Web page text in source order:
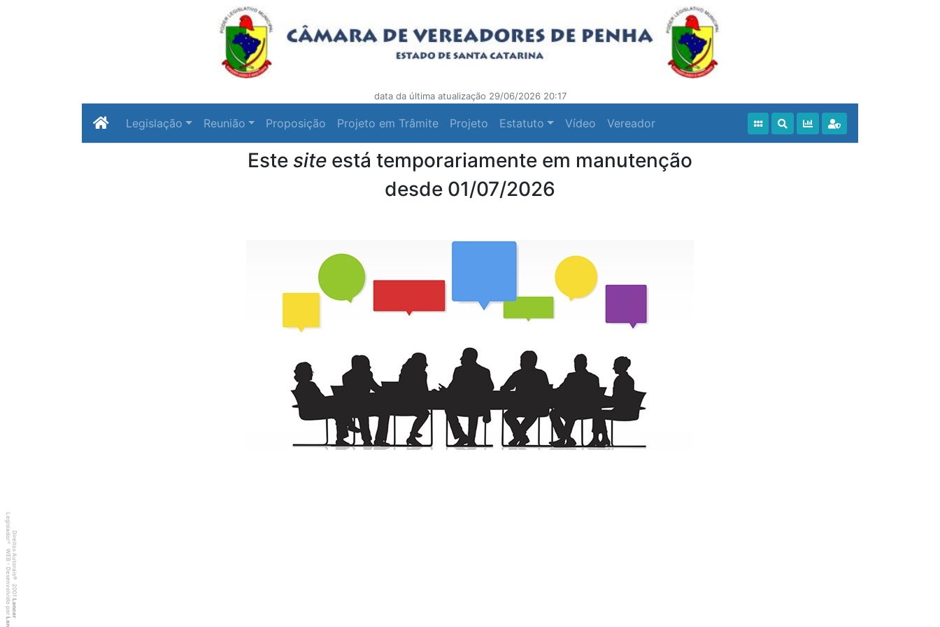
data da última atualização 29/06/2026 20:17
Legislação Reunião Proposição Projeto em Trâmite Projeto Estatuto Vídeo Vereador
Este site está temporariamente em manutenção
desde 01/07/2026
Direitos Autorais
©
2001
Lancer
Legislador
®
WEB - Desenvolvido por